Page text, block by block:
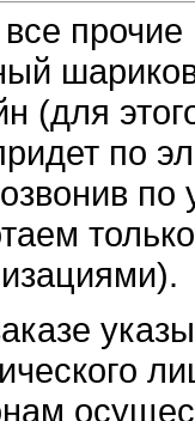
все
(для
по